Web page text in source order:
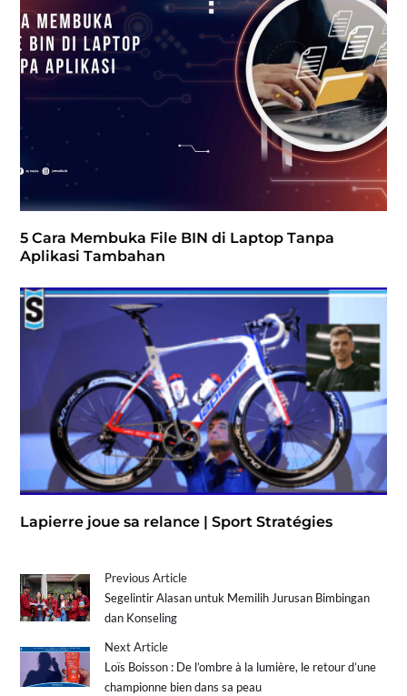
5 Cara Membuka File BIN di Laptop Tanpa
Aplikasi Tambahan
Lapierre joue sa relance | Sport Stratégies
Previous Article
Segelintir Alasan untuk Memilih Jurusan Bimbingan
dan Konseling
Next Article
Loïs Boisson : De l’ombre à la lumière, le retour d’une
championne bien dans sa peau